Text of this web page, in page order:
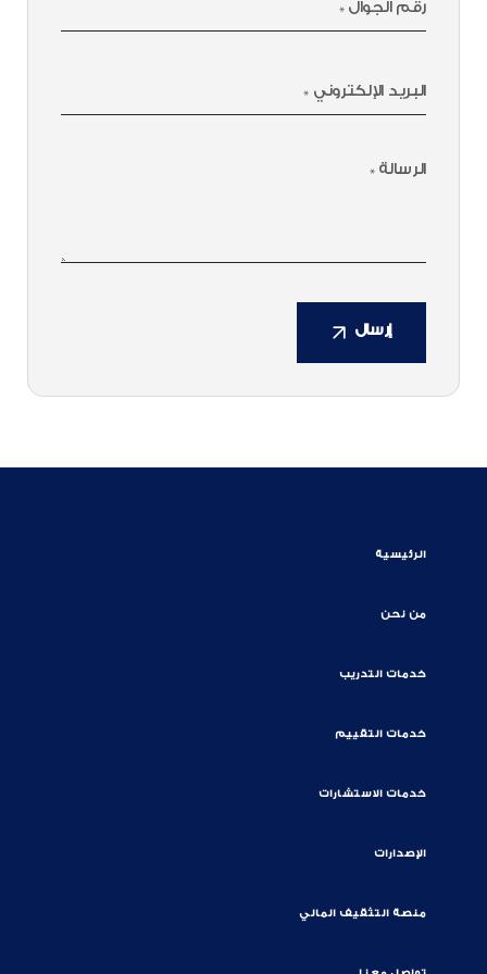
الرئيسية
من نحن
خدمات التدريب
خدمات التقييم
خدمات الاستشارات
الإصدارات
منصة التثقيف المالي